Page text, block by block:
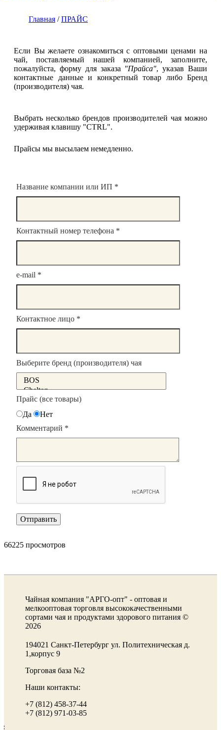
Главная /ПРАЙС
Если Вы желаете ознакомиться с оптовыми ценами на
чай, поставляемый нашей компанией, заполните,
пожалуйста, форму для заказа "Прайса", указав Ваши
контактные данные и конкретный товар либо Бренд
(производителя) чая.
Выбрать несколько брендов производителей чая можно
удерживая клавишу "CTRL".
Прайсы мы высылаем немедленно.
Название компании или ИП *
Контактный номер телефона *
e-mail *
Контактное лицо *
Выберите бренд (производителя) чая
Прайс (все товары)
Да
Нет
Комментарий *
66225 просмотров
Чайная компания "АРГО-опт" - оптовая и
мелкооптовая торговля высококачественными
сортами чая и продуктами здорового питания ©
2026
194021 Санкт-Петербург ул. Политехническая д.
1,корпус 9
Торговая база №2
Наши контакты:
+7 (812) 458-37-44
+7 (812) 971-03-85